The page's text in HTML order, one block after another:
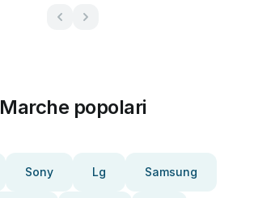
Marche popolari
Sony Lg Samsung